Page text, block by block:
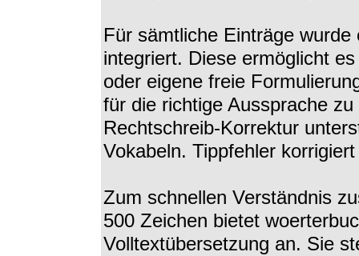
Für sämtliche Einträge
integriert. Diese ermöglicht
oder eigene freie
für die richtige Aussprache
Rechtschreib-Korrektur
Vokabeln. Tippfehler
Zum schnellen Verständnis
500 Zeichen bietet
Volltextübersetzung an. Sie